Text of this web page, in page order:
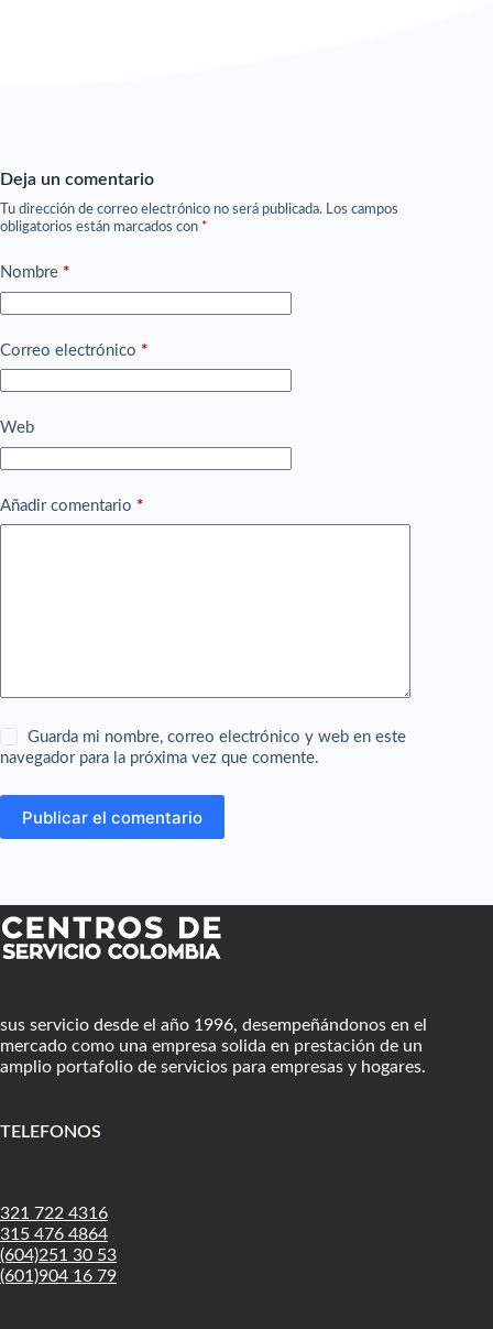
Deja un comentario
Tu dirección de correo electrónico no será publicada. Los campos
obligatorios están marcados con *
Nombre *
Correo electrónico *
Web
Añadir comentario *
Guarda mi nombre, correo electrónico y web en este
navegador para la próxima vez que comente.
Publicar el comentario
sus servicio desde el año 1996, desempeñándonos en el
mercado como una empresa solida en prestación de un
amplio portafolio de servicios para empresas y hogares.
TELEFONOS
321 722 4316
315 476 4864
(604)251 30 53
(601)904 16 79